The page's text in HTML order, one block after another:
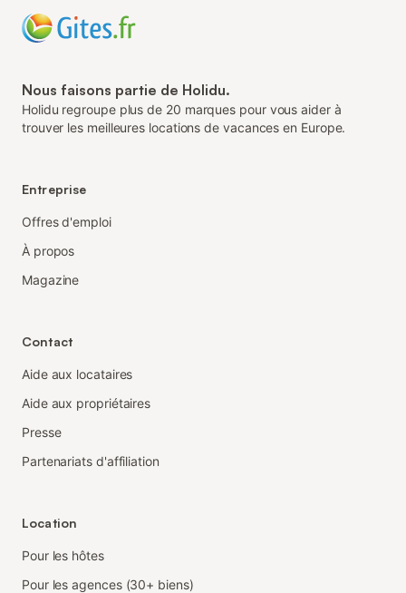
Nous faisons partie de Holidu.
Holidu regroupe plus de 20 marques pour vous aider à
trouver les meilleures locations de vacances en Europe.
Entreprise
Offres d'emploi
À propos
Magazine
Contact
Aide aux locataires
Aide aux propriétaires
Presse
Partenariats d'affiliation
Location
Pour les hôtes
Pour les agences (30+ biens)